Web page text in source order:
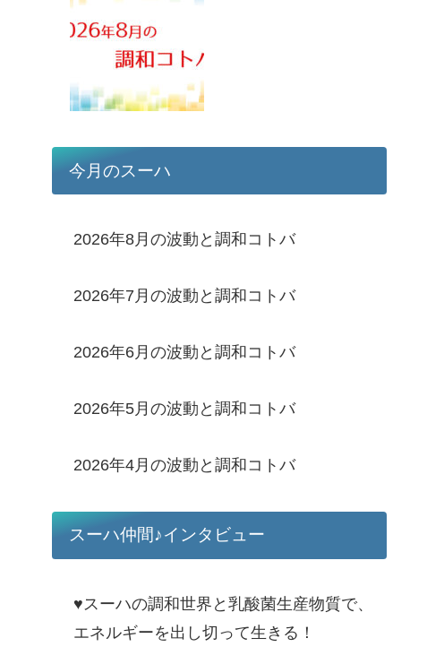
今月のスーハ
2026年8月の波動と調和コトバ
2026年7月の波動と調和コトバ
2026年6月の波動と調和コトバ
2026年5月の波動と調和コトバ
2026年4月の波動と調和コトバ
スーハ仲間♪インタビュー
♥スーハの調和世界と乳酸菌生産物質で、
エネルギーを出し切って生きる！